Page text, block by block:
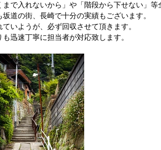
（ハサップ） 夏のドライブ 機
まで入れないから」や「階段から下せない」等
坂道の街、長崎で十分の実績もございます。
いようが、必ず回収させて頂きます。
も迅速丁寧に担当者が対応致します。